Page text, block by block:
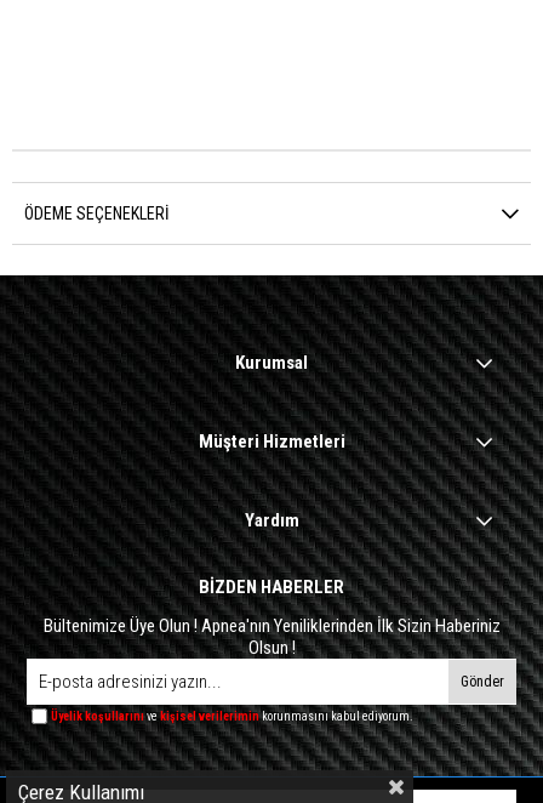
ÖDEME SEÇENEKLERI
Kurumsal
Müşteri Hizmetleri
Yardım
BİZDEN HABERLER
Bültenimize Üye Olun ! Apnea'nın Yeniliklerinden İlk Sizin Haberiniz
Olsun !
Gönder
Üyelik koşullarınıvekişisel verileriminkorunmasını kabul ediyorum.
Çerez Kullanımı